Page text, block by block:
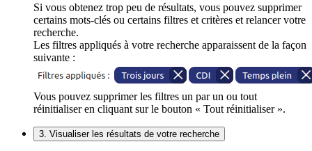
Si vous obtenez trop peu de résultats, vous pouvez supprimer
certains mots-clés ou certains filtres et critères et relancer votre
recherche.
Les filtres appliqués à votre recherche apparaissent de la façon
suivante :
Vous pouvez supprimer les filtres un par un ou tout
réinitialiser en cliquant sur le bouton « Tout réinitialiser ».
3. Visualiser les résultats de votre recherche